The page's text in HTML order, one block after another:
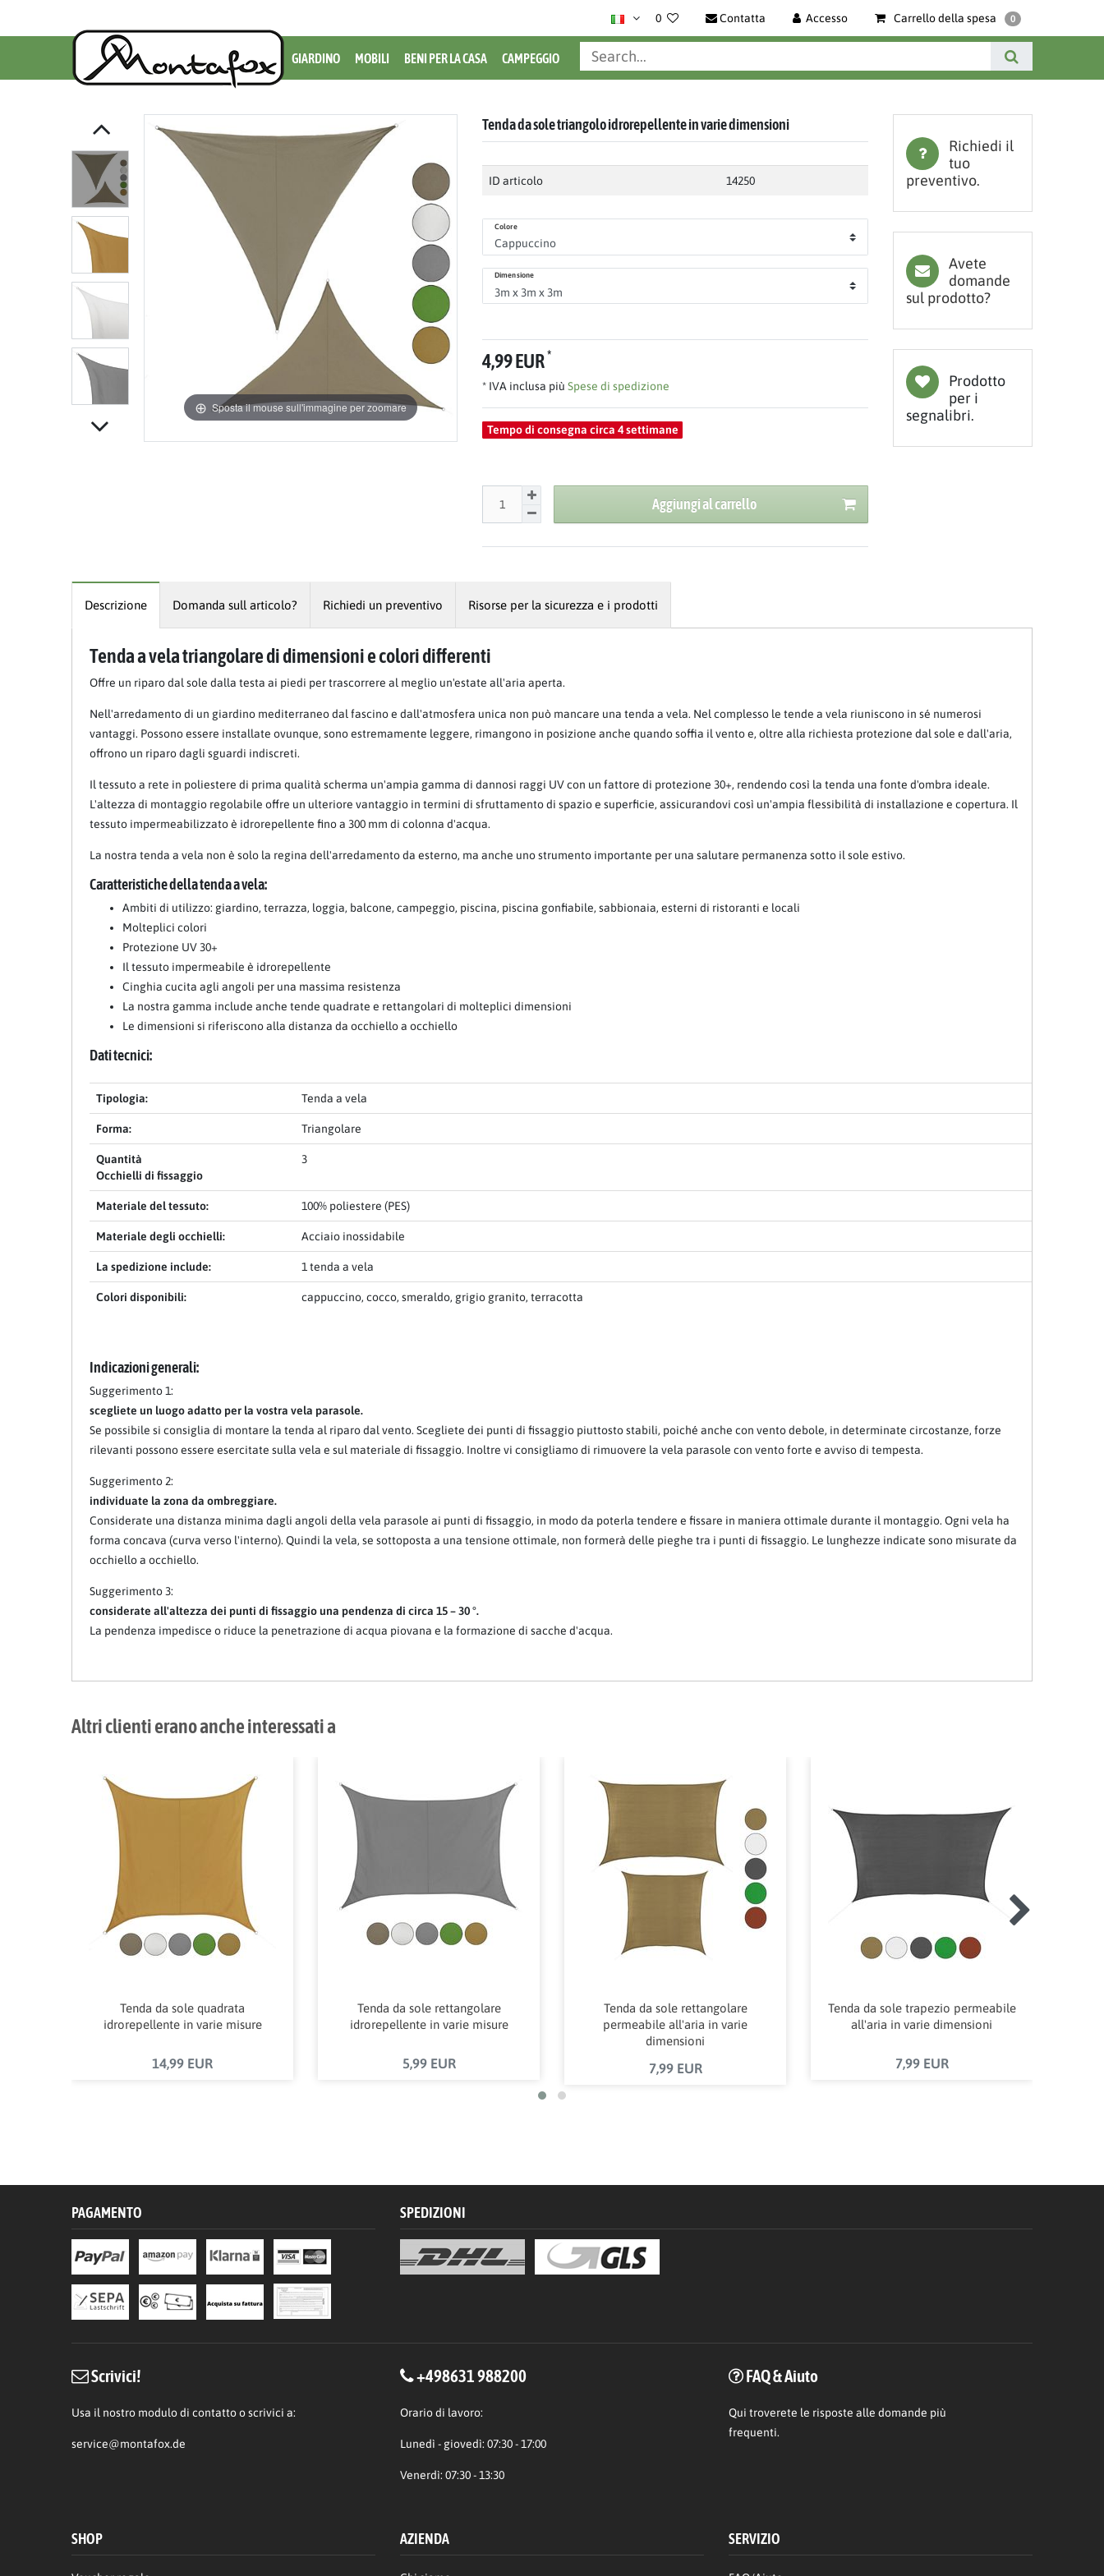
0 Contatta Accesso Carrello della spesa 0
GIARDINO MOBILI BENI PER LA CASA CAMPEGGIO
Item 1 of 15
Sposta il mouse sull'immagine per zoomare
Tenda da sole triangolo idrorepellente in varie dimensioni
ID articolo 14250
Colore
Dimensione
4,99 EUR*
* IVA inclusa più Spese di spedizione
Tempo di consegna circa 4 settimane
Aggiungi al carrello
Richiedi il
tuo
preventivo.
Avete
domande
sul prodotto?
Prodotto
per i
segnalibri.
Descrizione Domanda sull articolo? Richiedi un preventivo Risorse per la sicurezza e i prodotti
Tenda a vela triangolare di dimensioni e colori differenti
Offre un riparo dal sole dalla testa ai piedi per trascorrere al meglio un'estate all'aria aperta.
Nell'arredamento di un giardino mediterraneo dal fascino e dall'atmosfera unica non può mancare una tenda a vela. Nel complesso le tende a vela riuniscono in sé numerosi
vantaggi. Possono essere installate ovunque, sono estremamente leggere, rimangono in posizione anche quando soffia il vento e, oltre alla richiesta protezione dal sole e dall'aria,
offrono un riparo dagli sguardi indiscreti.
Il tessuto a rete in poliestere di prima qualità scherma un'ampia gamma di dannosi raggi UV con un fattore di protezione 30+, rendendo così la tenda una fonte d'ombra ideale.
L'altezza di montaggio regolabile offre un ulteriore vantaggio in termini di sfruttamento di spazio e superficie, assicurandovi così un'ampia flessibilità di installazione e copertura. Il
tessuto impermeabilizzato è idrorepellente fino a 300 mm di colonna d'acqua.
La nostra tenda a vela non è solo la regina dell'arredamento da esterno, ma anche uno strumento importante per una salutare permanenza sotto il sole estivo.
Caratteristiche della tenda a vela:
Ambiti di utilizzo: giardino, terrazza, loggia, balcone, campeggio, piscina, piscina gonfiabile, sabbionaia, esterni di ristoranti e locali
Molteplici colori
Protezione UV 30+
Il tessuto impermeabile è idrorepellente
Cinghia cucita agli angoli per una massima resistenza
La nostra gamma include anche tende quadrate e rettangolari di molteplici dimensioni
Le dimensioni si riferiscono alla distanza da occhiello a occhiello
Dati tecnici:
Tipologia: Tenda a vela
Forma: Triangolare
Quantità
Occhielli di fissaggio
3
Materiale del tessuto: 100% poliestere (PES)
Materiale degli occhielli: Acciaio inossidabile
La spedizione include: 1 tenda a vela
Colori disponibili: cappuccino, cocco, smeraldo, grigio granito, terracotta
Indicazioni generali:
Suggerimento 1:
scegliete un luogo adatto per la vostra vela parasole.
Se possibile si consiglia di montare la tenda al riparo dal vento. Scegliete dei punti di fissaggio piuttosto stabili, poiché anche con vento debole, in determinate circostanze, forze
rilevanti possono essere esercitate sulla vela e sul materiale di fissaggio. Inoltre vi consigliamo di rimuovere la vela parasole con vento forte e avviso di tempesta.
Suggerimento 2:
individuate la zona da ombreggiare.
Considerate una distanza minima dagli angoli della vela parasole ai punti di fissaggio, in modo da poterla tendere e fissare in maniera ottimale durante il montaggio. Ogni vela ha
forma concava (curva verso l'interno). Quindi la vela, se sottoposta a una tensione ottimale, non formerà delle pieghe tra i punti di fissaggio. Le lunghezze indicate sono misurate da
occhiello a occhiello.
Suggerimento 3:
considerate all'altezza dei punti di fissaggio una pendenza di circa 15 – 30 °.
La pendenza impedisce o riduce la penetrazione di acqua piovana e la formazione di sacche d'acqua.
Altri clienti erano anche interessati a
Tenda da sole quadrata
idrorepellente in varie misure
14,99 EUR
Tenda da sole rettangolare
idrorepellente in varie misure
5,99 EUR
Tenda da sole rettangolare
permeabile all'aria in varie
dimensioni
7,99 EUR
Tenda da sole trapezio permeabile
all'aria in varie dimensioni
7,99 EUR
PAGAMENTO SPEDIZIONI
Scrivici!
Usa il nostro modulo di contatto o scrivici a:
service@montafox.de
+498631 988200
Orario di lavoro:
Lunedì - giovedì: 07:30 - 17:00
Venerdì: 07:30 - 13:30
FAQ & Aiuto
Qui troverete le risposte alle domande più
frequenti.
SHOP AZIENDA SERVIZIO